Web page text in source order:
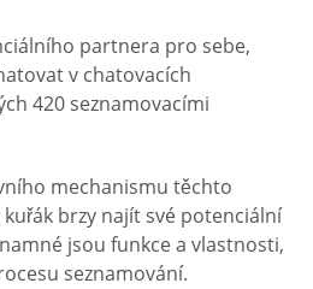
partnera pro sebe,
v chatovacích
420 seznamovacími
mechanismu těchto
brzy najít své potenciální
jsou funkce a vlastnosti,
seznamování.